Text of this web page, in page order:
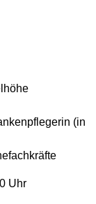
(in
Uhr